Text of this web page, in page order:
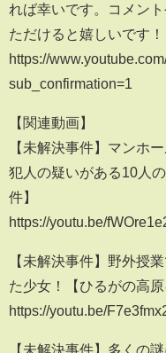
れば幸いです。コメン
ただけると嬉しいです！
https://
sub_confirmation=1
【関連動画】
【未解決事件】マンホ
犯人の疑いがある10人
件】
https://youtu.be/
【未解決事件】野外授
た少女！【ひるがの高
https://youtu.be/
【未解決事件】多くの